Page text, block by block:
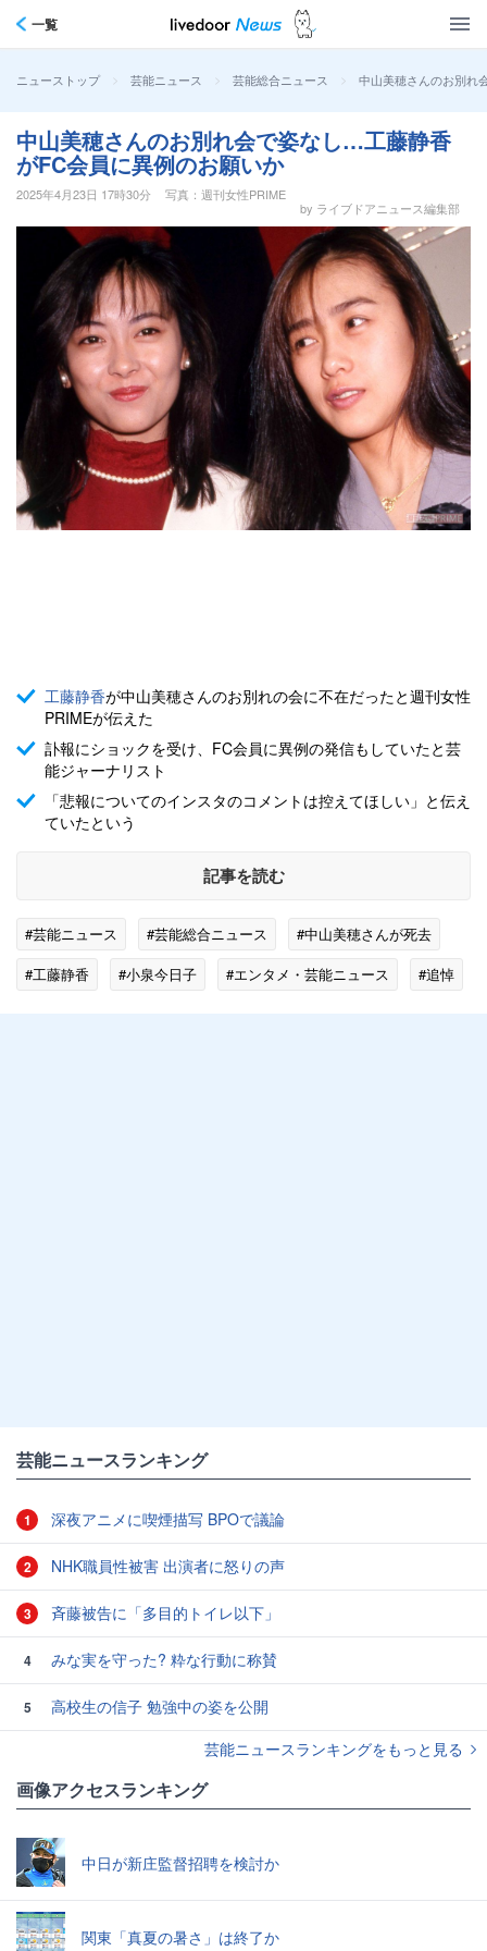
一覧
ニューストップ > 芸能ニュース > 芸能総合ニュース > 中山美穂さんのお別れ
中山美穂さんのお別れ会で姿なし…工藤静香
がFC会員に異例のお願いか
2025年4月23日 17時30分
写真：週刊女性PRIME
by ライブドアニュース編集部
工藤静香が中山美穂さんのお別れの会に不在だったと週刊女性
PRIMEが伝えた
訃報にショックを受け、FC会員に異例の発信もしていたと芸
能ジャーナリスト
「悲報についてのインスタのコメントは控えてほしい」と伝え
ていたという
記事を読む
#芸能ニュース #芸能総合ニュース
#中山美穂さんが死去
#工藤静香
#小泉今日子 #エンタメ・芸能ニュース #追悼
芸能ニュースランキング
1 深夜アニメに喫煙描写 BPOで議論
2 NHK職員性被害 出演者に怒りの声
3 斉藤被告に「多目的トイレ以下」
4 みな実を守った? 粋な行動に称賛
5
高校生の信子 勉強中の姿を公開
芸能ニュースランキングをもっと見る
画像アクセスランキング
中日が新庄監督招聘を検討か
関東「真夏の暑さ」は終了か